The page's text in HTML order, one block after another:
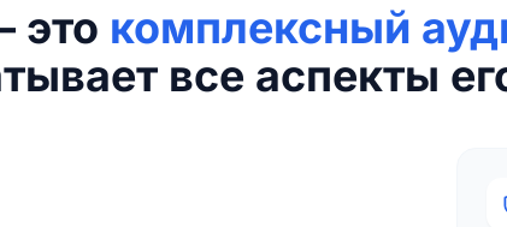
это комплексный
все аспекты